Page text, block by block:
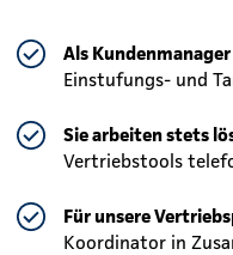
Als
Einstufungs- und
Sie arbeiten stets
Vertriebstools
Für unsere
Koordinator in